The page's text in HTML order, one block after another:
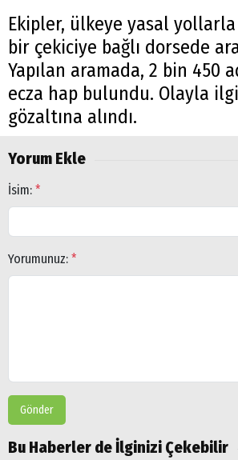
Ekipler, ülkeye yasal
bir çekiciye bağlı dorsede
Yapılan aramada, 2 bin 450
ecza hap bulundu. Olayla
gözaltına alındı.
Yorum Ekle
İsim: *
Yorumunuz: *
Gönder
Bu Haberler de İlginizi Çekebilir